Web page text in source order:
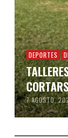
DEPORTES
7 AGOSTO,